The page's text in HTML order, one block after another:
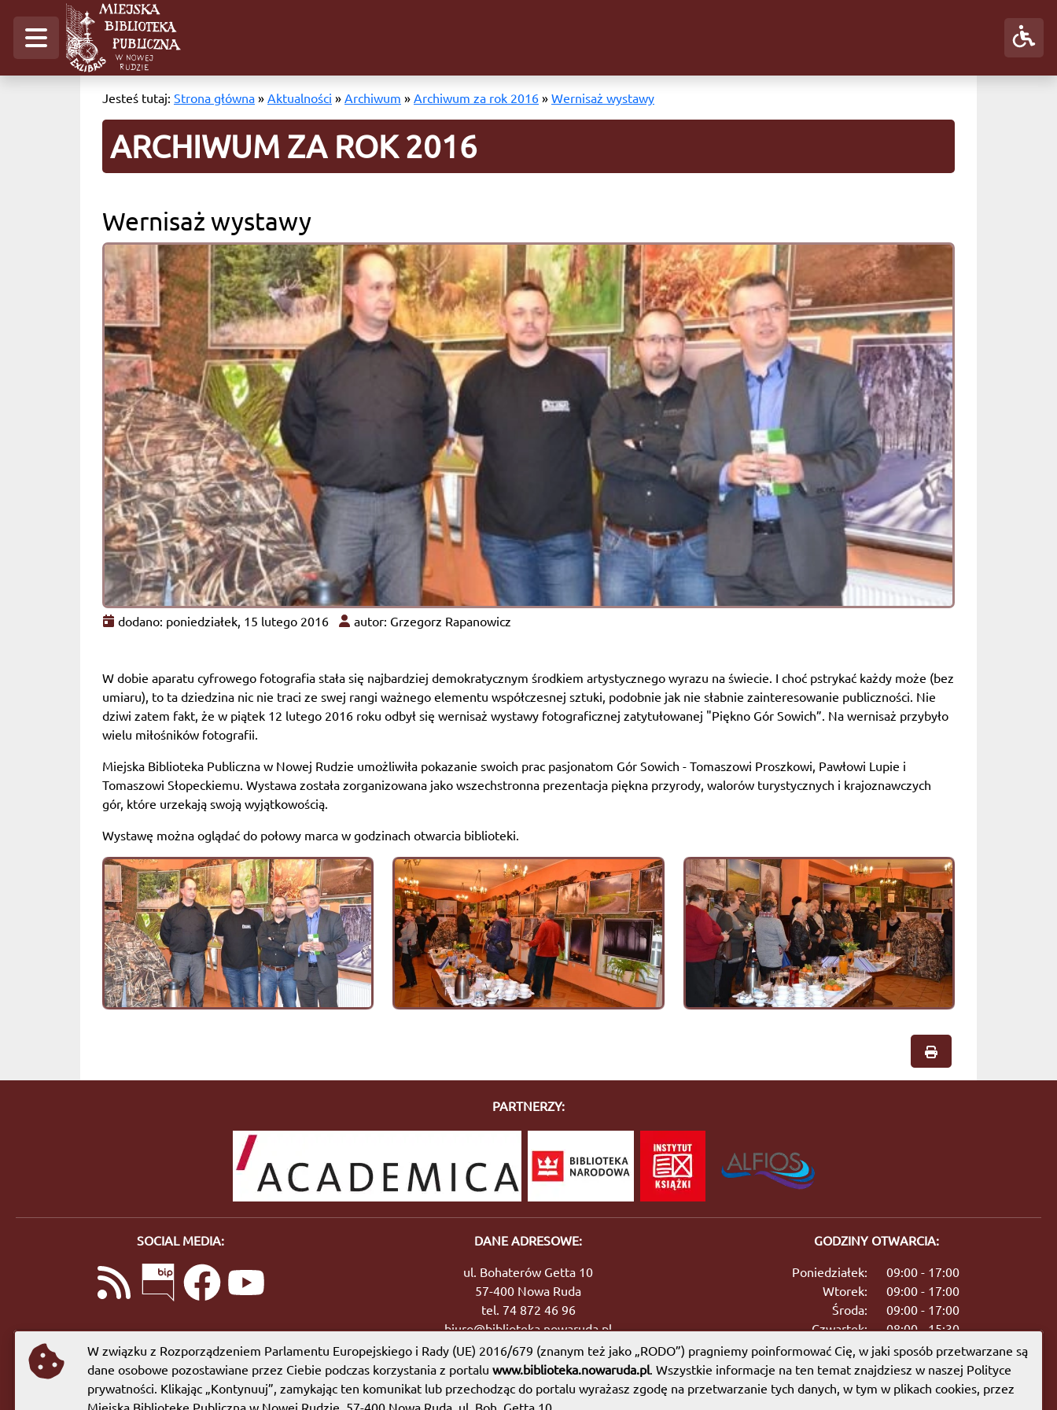
Jesteś tutaj: Strona główna » Aktualności » Archiwum » Archiwum za rok 2016 » Wernisaż wystawy
ARCHIWUM ZA ROK 2016
Wernisaż wystawy
dodano: poniedziałek, 15 lutego 2016 autor: Grzegorz Rapanowicz
W dobie aparatu cyfrowego fotografia stała się najbardziej demokratycznym środkiem artystycznego wyrazu na świecie. I choć pstrykać każdy może (bez
umiaru), to ta dziedzina nic nie traci ze swej rangi ważnego elementu współczesnej sztuki, podobnie jak nie słabnie zainteresowanie publiczności. Nie
dziwi zatem fakt, że w piątek 12 lutego 2016 roku odbył się wernisaż wystawy fotograficznej zatytułowanej "Piękno Gór Sowich”. Na wernisaż przybyło
wielu miłośników fotografii.
Miejska Biblioteka Publiczna w Nowej Rudzie umożliwiła pokazanie swoich prac pasjonatom Gór Sowich - Tomaszowi Proszkowi, Pawłowi Lupie i
Tomaszowi Słopeckiemu. Wystawa została zorganizowana jako wszechstronna prezentacja piękna przyrody, walorów turystycznych i krajoznawczych
gór, które urzekają swoją wyjątkowością.
Wystawę można oglądać do połowy marca w godzinach otwarcia biblioteki.
PARTNERZY:
SOCIAL MEDIA:
DANE ADRESOWE:
ul. Bohaterów Getta 10
57-400 Nowa Ruda
tel. 74 872 46 96
biuro@biblioteka.nowaruda.pl
GODZINY OTWARCIA:
Poniedziałek:
09:00 - 17:00
Wtorek:
09:00 - 17:00
Środa:
09:00 - 17:00
Czwartek:
08:00 - 15:30
Piątek:
09:00 - 17:00
Sobota:
08:00 - 13:00
Mapa witryny|Polityka prywatności
W związku z Rozporządzeniem Parlamentu Europejskiego i Rady (UE) 2016/679 (znanym też jako „RODO”) pragniemy poinformować Cię, w jaki sposób przetwarzane są
dane osobowe pozostawiane przez Ciebie podczas korzystania z portalu www.biblioteka.nowaruda.pl. Wszystkie informacje na ten temat znajdziesz w naszej Polityce
prywatności. Klikając „Kontynuuj”, zamykając ten komunikat lub przechodząc do portalu wyrażasz zgodę na przetwarzanie tych danych, w tym w plikach cookies, przez
Miejską Bibliotekę Publiczną w Nowej Rudzie, 57-400 Nowa Ruda, ul. Boh. Getta 10.